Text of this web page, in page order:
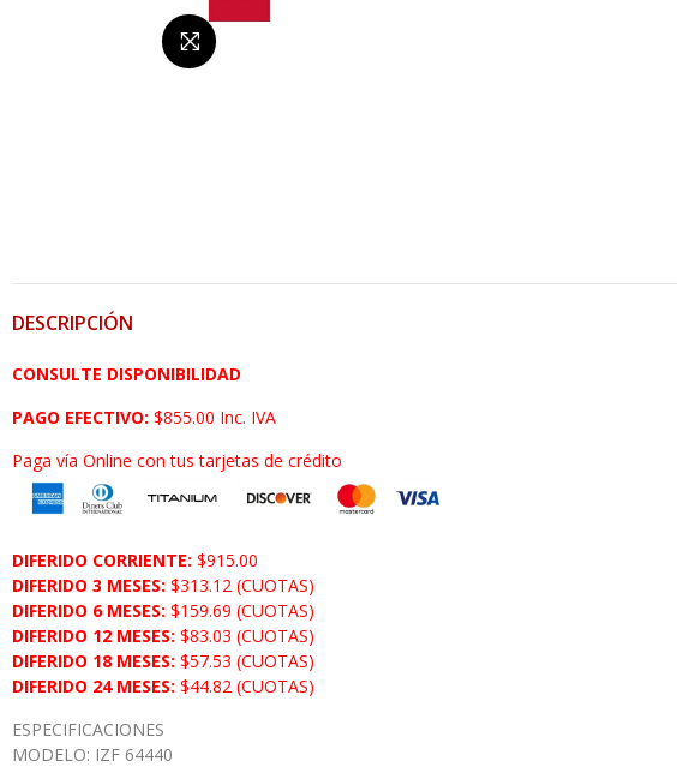
DESCRIPCIÓN
CONSULTE DISPONIBILIDAD
PAGO EFECTIVO: $855.00 Inc. IVA
Paga vía Online con tus tarjetas de crédito
DIFERIDO CORRIENTE: $915.00
DIFERIDO 3 MESES: $313.12 (CUOTAS)
DIFERIDO 6 MESES: $159.69 (CUOTAS)
DIFERIDO 12 MESES: $83.03 (CUOTAS)
DIFERIDO 18 MESES: $57.53 (CUOTAS)
DIFERIDO 24 MESES: $44.82 (CUOTAS)
ESPECIFICACIONES
MODELO: IZF 64440